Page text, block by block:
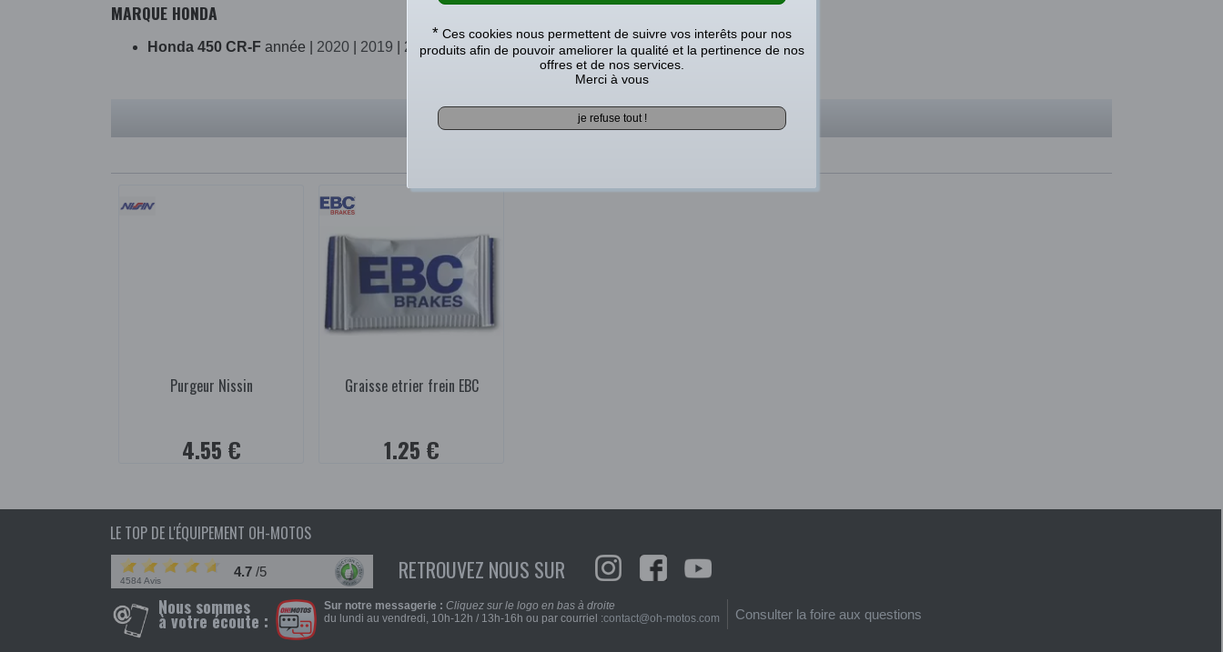
MARQUE HONDA
Honda 450 CR-F année | 2020 2019 2018|2017| 2016|2015|2014|2013|2012 |2011|2010|
Voir tous les produits pour votre >>
Purgeur Nissin
4.55 €
Graisse etrier frein EBC
1.25 €
LE TOP DE L'ÉQUIPEMENT OH-MOTOS
4584 Avis
4.7 /5 RETROUVEZ NOUS SUR
Nous sommes
à votre écoute :
Sur notre messagerie : Cliquez sur le logo en bas à droite
du lundi au vendredi, 10h-12h / 13h-16h ou par courriel :contact@oh-motos.com Consulter la foire aux questions
* Ces cookies nous permettent de suivre vos interêts pour nos
produits afin de pouvoir ameliorer la qualité et la pertinence de nos
offres et de nos services.
Merci à vous